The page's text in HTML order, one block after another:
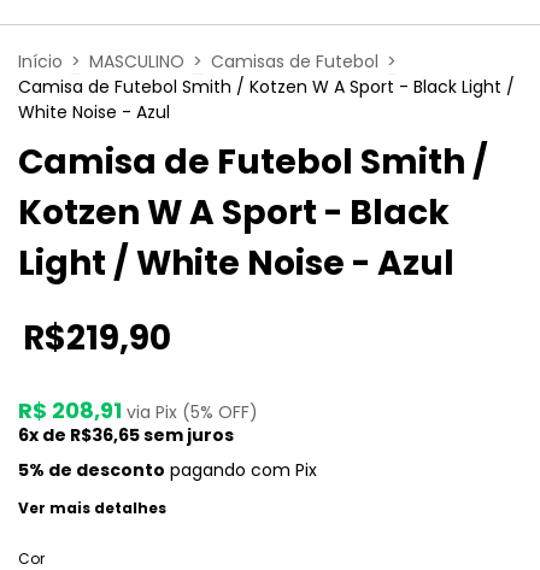
Início > MASCULINO > Camisas de Futebol >
Camisa de Futebol Smith / Kotzen W A Sport - Black Light /
White Noise - Azul
Camisa de Futebol Smith /
Kotzen W A Sport - Black
Light / White Noise - Azul
R$219,90
R$ 208,91 via Pix (5% OFF)
6x de R$36,65sem juros
5% de desconto pagando com Pix
Ver mais detalhes
Cor